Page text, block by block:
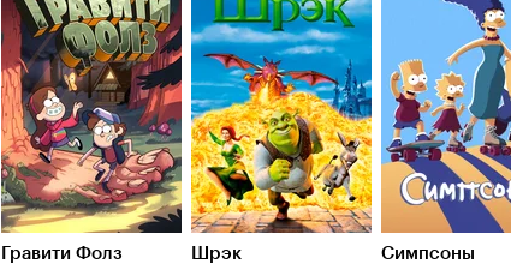
Кинопоиска
9.0
Гравити Фолз
Кинопоиска
8.2
Шрэк
Кинопоиска
Симпсоны